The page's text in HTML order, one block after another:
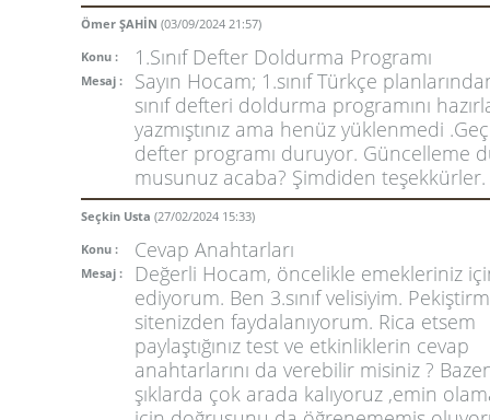
Ömer ŞAHİN (03/09/2024 21:57)
Konu :
1.Sınıf Defter Doldurma Programı
Mesaj :
Sayın Hocam; 1.sınıf Türkçe
sınıf defteri doldurma programını
yazmıştınız ama henüz yüklenmedi
defter programı duruyor. Güncelleme
musunuz acaba? Şimdiden teşekkürler.
Seçkin Usta (27/02/2024 15:33)
Konu :
Cevap Anahtarları
Mesaj :
Değerli Hocam, öncelikle emekleriniz
ediyorum. Ben 3.sınıf velisiyim.
sitenizden faydalanıyorum. Rica etsem
paylaştığınız test ve etkinliklerin cevap
anahtarlarını da verebilir misiniz ?
şıklarda çok arada kalıyoruz ,emin